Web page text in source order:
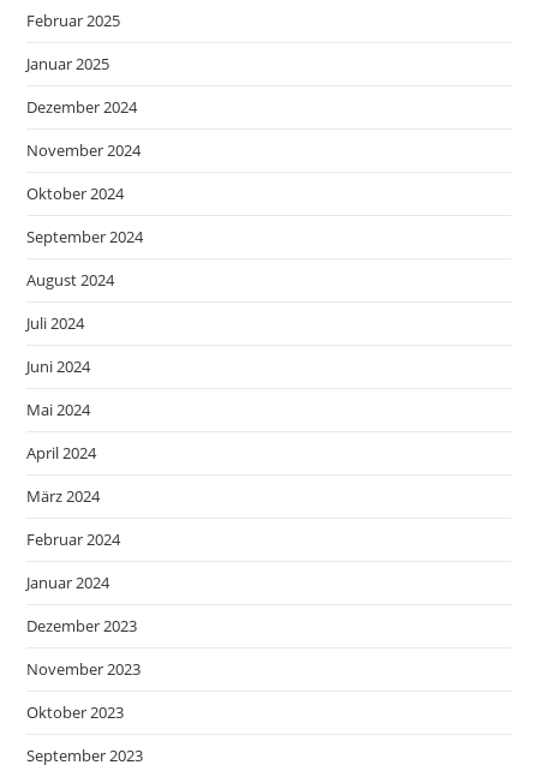
Februar 2025
Januar 2025
Dezember 2024
November 2024
Oktober 2024
September 2024
August 2024
Juli 2024
Juni 2024
Mai 2024
April 2024
März 2024
Februar 2024
Januar 2024
Dezember 2023
November 2023
Oktober 2023
September 2023